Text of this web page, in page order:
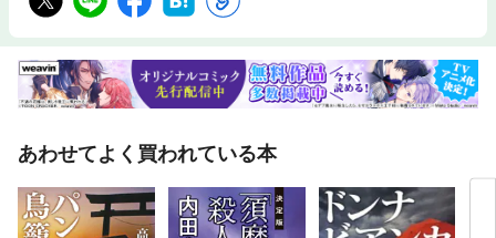
あわせてよく買われている本